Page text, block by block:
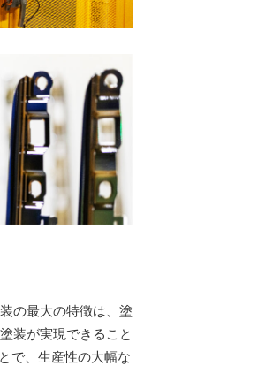
の最大の特徴は、塗
装が実現できること
で、生産性の大幅な